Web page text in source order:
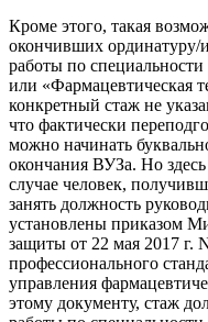
Кроме этого, такая
окончивших
работы по
или «Фармацевтическая
конкретный стаж не
что фактически
можно начинать
окончания ВУЗа. Но
случае человек,
занять должность
установлены приказом
защиты от 22 мая 2017 г.
профессионального
управления
этому документу, стаж